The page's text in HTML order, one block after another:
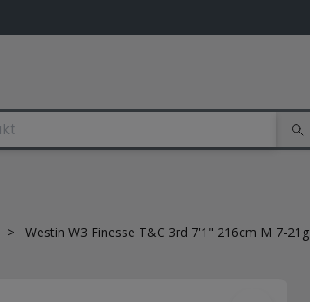
Westin W3 Finesse T&C 3rd 7'1" 216cm M 7-21g